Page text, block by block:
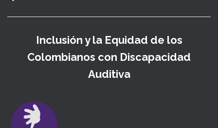
Inclusión y la Equidad de los
Colombianos con Discapacidad
Auditiva